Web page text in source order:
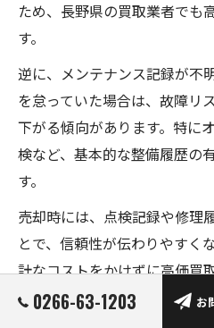
ため、長野県の買取業者でも
す。
逆に、メンテナンス記録が不
を怠っていた場合は、故障リ
下がる傾向があります。特に
検など、基本的な整備履歴の
す。
売却時には、点検記録や修理
とで、信頼性が伝わりやすく
計なコストをかけずに高価買
す。0266-63-1203 お